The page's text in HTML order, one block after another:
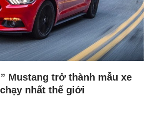
Mustang trở thành mẫu xe
nhất thế giới